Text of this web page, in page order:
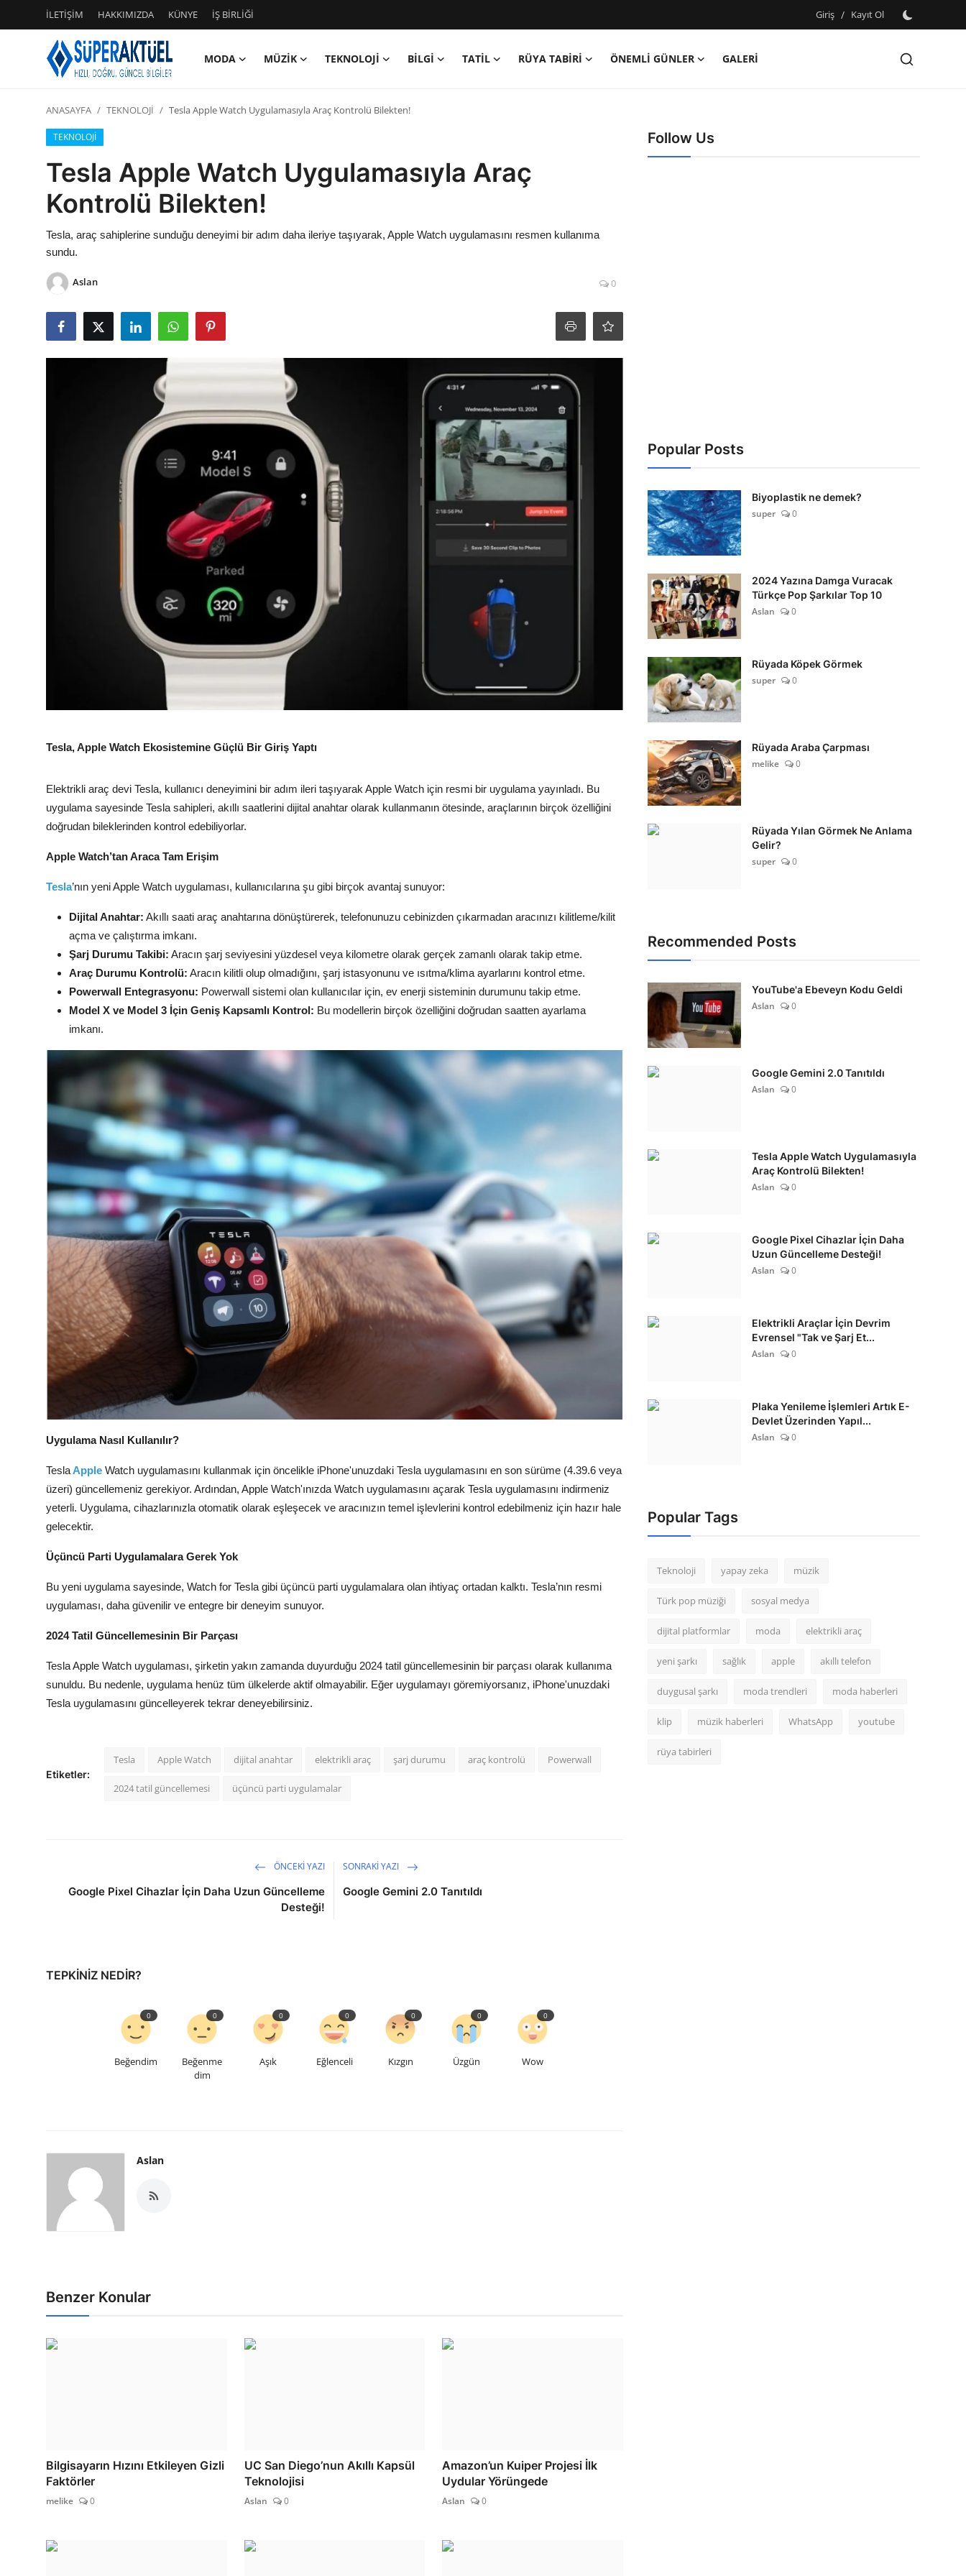
İLETİŞİM HAKKIMIZDA KÜNYE İŞ BİRLİĞİ Giriş / Kayıt Ol
MODA MÜZİK TEKNOLOJİ BİLGİ TATİL RÜYA TABİRİ ÖNEMLİ GÜNLER
GALERİ
Giriş
Kayıt Ol
KÜNYE
TEKNOLOJİ
ANASAYFA TEKNOLOJİ Tesla Apple Watch Uygulamasıyla Araç Kontrolü Bilekten!
TEKNOLOJİ
Tesla Apple Watch Uygulamasıyla Araç
Kontrolü Bilekten!
Tesla, araç sahiplerine sunduğu deneyimi bir adım daha ileriye taşıyarak, Apple Watch uygulamasını resmen kullanıma
sundu.
Aslan 0
Tesla, Apple Watch Ekosistemine Güçlü Bir Giriş Yaptı
Elektrikli araç devi Tesla, kullanıcı deneyimini bir adım ileri taşıyarak Apple Watch için resmi bir uygulama yayınladı. Bu
uygulama sayesinde Tesla sahipleri, akıllı saatlerini dijital anahtar olarak kullanmanın ötesinde, araçlarının birçok özelliğini
doğrudan bileklerinden kontrol edebiliyorlar.
Apple Watch’tan Araca Tam Erişim
Tesla’nın yeni Apple Watch uygulaması, kullanıcılarına şu gibi birçok avantaj sunuyor:
Dijital Anahtar: Akıllı saati araç anahtarına dönüştürerek, telefonunuzu cebinizden çıkarmadan aracınızı kilitleme/kilit
açma ve çalıştırma imkanı.
Şarj Durumu Takibi: Aracın şarj seviyesini yüzdesel veya kilometre olarak gerçek zamanlı olarak takip etme.
Araç Durumu Kontrolü: Aracın kilitli olup olmadığını, şarj istasyonunu ve ısıtma/klima ayarlarını kontrol etme.
Powerwall Entegrasyonu: Powerwall sistemi olan kullanıcılar için, ev enerji sisteminin durumunu takip etme.
Model X ve Model 3 İçin Geniş Kapsamlı Kontrol: Bu modellerin birçok özelliğini doğrudan saatten ayarlama
imkanı.
Uygulama Nasıl Kullanılır?
TeslaApple Watch uygulamasını kullanmak için öncelikle iPhone'unuzdaki Tesla uygulamasını en son sürüme (4.39.6 veya
üzeri) güncellemeniz gerekiyor. Ardından, Apple Watch'ınızda Watch uygulamasını açarak Tesla uygulamasını indirmeniz
yeterli. Uygulama, cihazlarınızla otomatik olarak eşleşecek ve aracınızın temel işlevlerini kontrol edebilmeniz için hazır hale
gelecektir.
Üçüncü Parti Uygulamalara Gerek Yok
Bu yeni uygulama sayesinde, Watch for Tesla gibi üçüncü parti uygulamalara olan ihtiyaç ortadan kalktı. Tesla’nın resmi
uygulaması, daha güvenilir ve entegre bir deneyim sunuyor.
2024 Tatil Güncellemesinin Bir Parçası
Tesla Apple Watch uygulaması, şirketin yakın zamanda duyurduğu 2024 tatil güncellemesinin bir parçası olarak kullanıma
sunuldu. Bu nedenle, uygulama henüz tüm ülkelerde aktif olmayabilir. Eğer uygulamayı göremiyorsanız, iPhone'unuzdaki
Tesla uygulamasını güncelleyerek tekrar deneyebilirsiniz.
Etiketler:
Tesla Apple Watch dijital anahtar elektrikli araç şarj durumu araç kontrolü Powerwall
2024 tatil güncellemesi üçüncü parti uygulamalar
ÖNCEKI YAZI
Google Pixel Cihazlar İçin Daha Uzun Güncelleme
Desteği!
SONRAKI YAZI
Google Gemini 2.0 Tanıtıldı
TEPKINIZ NEDIR?
Beğendim
0
Beğenme
dim
0
Aşık
0
Eğlenceli
0
Kızgın
0
Üzgün
0
Wow
0
Aslan
Benzer Konular
Bilgisayarın Hızını Etkileyen Gizli
Faktörler
melike 0
UC San Diego’nun Akıllı Kapsül
Teknolojisi
Aslan 0
Amazon’un Kuiper Projesi İlk
Uydular Yörüngede
Aslan 0
Follow Us
Popular Posts
Biyoplastik ne demek?
super
0
2024 Yazına Damga Vuracak
Türkçe Pop Şarkılar Top 10
Aslan
0
Rüyada Köpek Görmek
super
0
Rüyada Araba Çarpması
melike
0
Rüyada Yılan Görmek Ne Anlama
Gelir?
super
0
Recommended Posts
YouTube'a Ebeveyn Kodu Geldi
Aslan
0
Google Gemini 2.0 Tanıtıldı
Aslan
0
Tesla Apple Watch Uygulamasıyla
Araç Kontrolü Bilekten!
Aslan
0
Google Pixel Cihazlar İçin Daha
Uzun Güncelleme Desteği!
Aslan
0
Elektrikli Araçlar İçin Devrim
Evrensel "Tak ve Şarj Et...
Aslan
0
Plaka Yenileme İşlemleri Artık E-
Devlet Üzerinden Yapıl...
Aslan
0
Popular Tags
Teknoloji yapay zeka müzik
Türk pop müziği sosyal medya
dijital platformlar moda elektrikli araç
yeni şarkı sağlık apple akıllı telefon
duygusal şarkı moda trendleri moda haberleri
klip müzik haberleri WhatsApp youtube
rüya tabirleri